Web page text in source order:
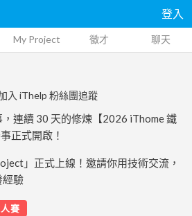
登入
My Project 徵才 聊天
入 iThelp 粉絲團追蹤
連續 30 天的修煉【2026 iThome 鐵
正式開啟！
」正式上線！邀請你用技術交流，
經驗
賽